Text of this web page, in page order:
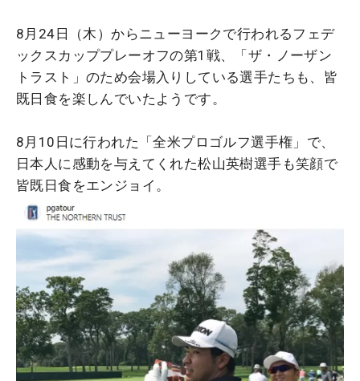
8月24日（木）からニューヨークで行われるフェデ
ックスカッププレーオフの第1戦、「ザ・ノーザン
トラスト」のため会場入りしている選手たちも、皆
既日食を楽しんでいたようです。
8月10日に行われた「全米プロゴルフ選手権」で、
日本人に感動を与えてくれた松山英樹選手も笑顔で
皆既日食をエンジョイ。